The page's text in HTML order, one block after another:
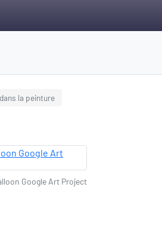
la peinture
Google Art Project